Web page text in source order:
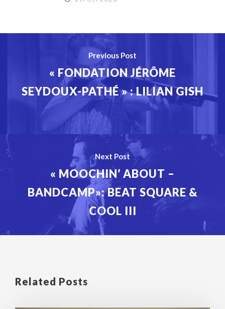
Previous Post
« FONDATION JÉRÔME
SEYDOUX-PATHÉ » : LILIAN GISH
Next Post
« MOOCHIN’ ABOUT –
BANDCAMP»: BEAT SQUARE &
COOL III
Related Posts